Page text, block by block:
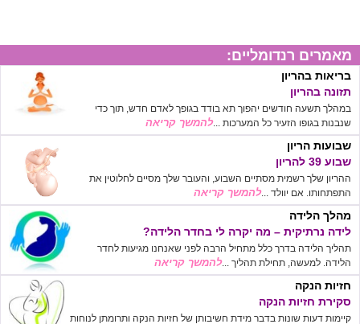
מאמרים רנדומליים:
בריאות בהריון
תזונה בהריון
במהלך תשעה חודשים יהפוך תא בודד בגופך לאדם חדש, תוך כדי
שנבנות בגופו הזעיר כל המערכות ...להמשך קריאה
שבועות הריון
שבוע 39 להריון
ההריון שלך רשמית מסתיים השבוע, והעובר שלך מסיים לחלוטין את
התפתחותו. אם יוולד ...להמשך קריאה
מהלך הלידה
לידה נרתיקית – מה יקרה לי בחדר הלידה?
תהליך הלידה בדרך כלל מתחיל הרבה לפני שאנחנו מגיעות לחדר
הלידה. למעשה, תחילת תהליך ...להמשך קריאה
חזיות הנקה
סקירת חזיות הנקה
קיימות דעות שונות בדבר מידת חשיבותן של חזיות הנקה ותרומתן לנוחות